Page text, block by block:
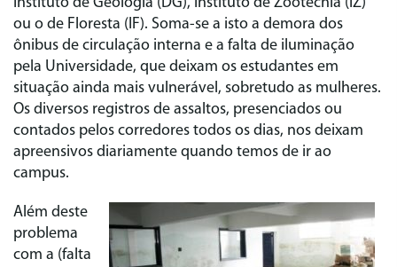
ou o de Floresta (IF). Soma-se a isto a demora dos
ônibus de circulação interna e a falta de iluminação
pela Universidade, que deixam os estudantes em
situação ainda mais vulnerável, sobretudo as mulheres.
Os diversos registros de assaltos, presenciados ou
contados pelos corredores todos os dias, nos deixam
apreensivos diariamente quando temos de ir ao
campus.
Além deste
problema
com a (falta